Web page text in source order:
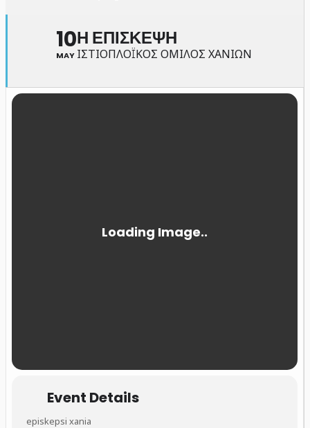
10
MAY
Η ΕΠΙΣΚΕΨΗ
ΙΣΤΙΟΠΛΟΪΚΟΣ ΟΜΙΛΟΣ ΧΑΝΙΩΝ
Event Details
episkepsi xania